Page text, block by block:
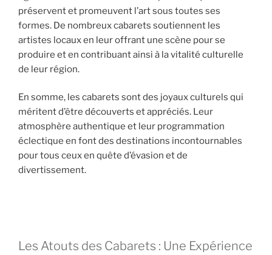
préservent et promeuvent l’art sous toutes ses
formes. De nombreux cabarets soutiennent les
artistes locaux en leur offrant une scène pour se
produire et en contribuant ainsi à la vitalité culturelle
de leur région.
En somme, les cabarets sont des joyaux culturels qui
méritent d’être découverts et appréciés. Leur
atmosphère authentique et leur programmation
éclectique en font des destinations incontournables
pour tous ceux en quête d’évasion et de
divertissement.
Les Atouts des Cabarets : Une Expérience